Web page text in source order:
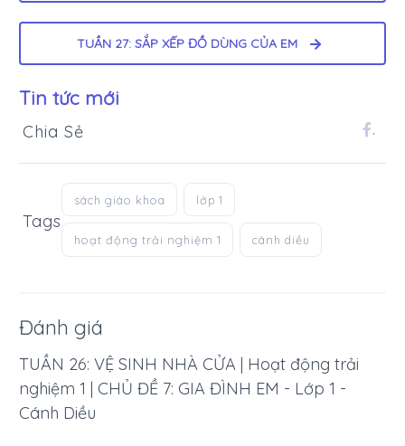
TUẦN 27: SẮP XẾP ĐỒ DÙNG CỦA EM
Tin tức mới
Chia Sẻ .
Tags
sách giáo khoa lớp 1
hoạt động trải nghiệm 1 cánh diều
Đánh giá
TUẦN 26: VỆ SINH NHÀ CỬA | Hoạt động trải
nghiệm 1 | CHỦ ĐỀ 7: GIA ĐÌNH EM - Lớp 1 -
Cánh Diều